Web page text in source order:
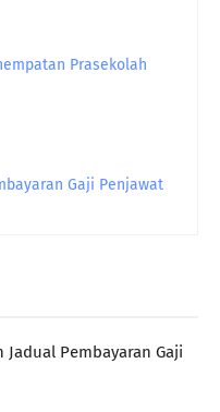
Prasekolah
Gaji Penjawat
Jadual Pembayaran Gaji